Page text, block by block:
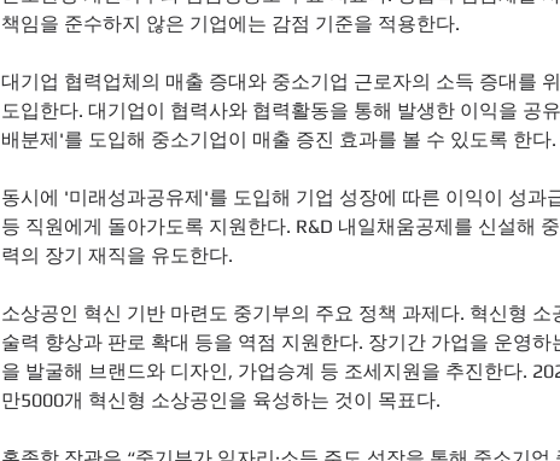
책임을 준수하지 않은 기업에는 감점 기준을 적용한다.
대기업 협력업체의 매출 증대와 중소기업 근로자의 소득 증대를
도입한다. 대기업이 협력사와 협력활동을 통해 발생한 이익을 공
배분제'를 도입해 중소기업이 매출 증진 효과를 볼 수 있도록 한다.
동시에 '미래성과공유제'를 도입해 기업 성장에 따른 이익이 성과
등 직원에게 돌아가도록 지원한다. R&D 내일채움공제를 신설해
력의 장기 재직을 유도한다.
소상공인 혁신 기반 마련도 중기부의 주요 정책 과제다. 혁신형 소
술력 향상과 판로 확대 등을 역점 지원한다. 장기간 가업을 운영하
을 발굴해 브랜드와 디자인, 가업승계 등 조세지원을 추진한다.
만5000개 혁신형 소상공인을 육성하는 것이 목표다.